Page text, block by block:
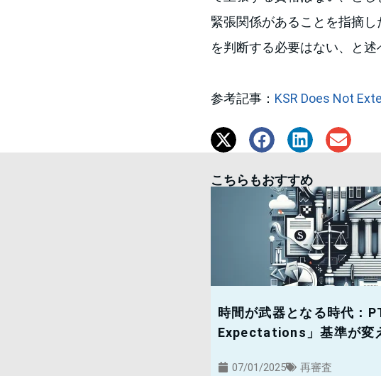
緊張関係があることを指摘
を判断する必要はない、と述
参考記事： KSR Does Not
こちらもおすすめ
時間が武器となる時代：
Expectations」基準が変
07/01/2025 再審査